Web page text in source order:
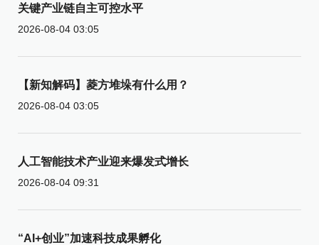
关键产业链自主可控水平
2026-08-04 03:05
【新知解码】菱方堆垛有什么用？
2026-08-04 03:05
人工智能技术产业迎来爆发式增长
2026-08-04 09:31
“AI+创业”加速科技成果孵化